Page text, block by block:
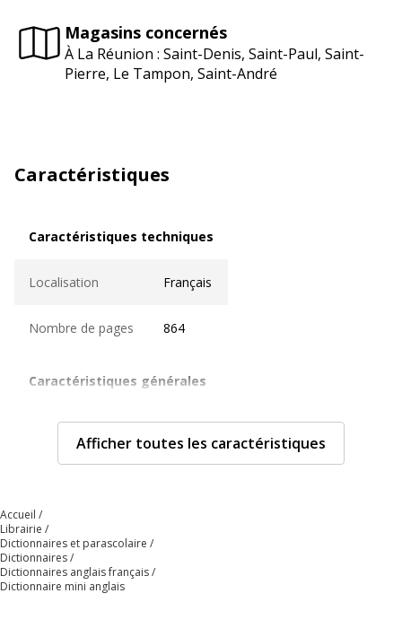
Magasins concernés
À La Réunion : Saint-Denis, Saint-Paul, Saint-
Pierre, Le Tampon, Saint-André
Caractéristiques
Caractéristiques techniques
Localisation Français
Nombre de pages 864
Caractéristiques générales
Année d'édition 2024
Type de produit
Données d'identification
Données d'identification
Afficher toutes les caractéristiques
Accueil
Librairie
Dictionnaires et parascolaire
Dictionnaires
Dictionnaires anglais français
Dictionnaire mini anglais